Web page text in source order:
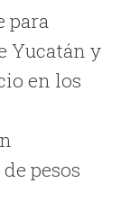
para
Yucatán y
en los
pesos